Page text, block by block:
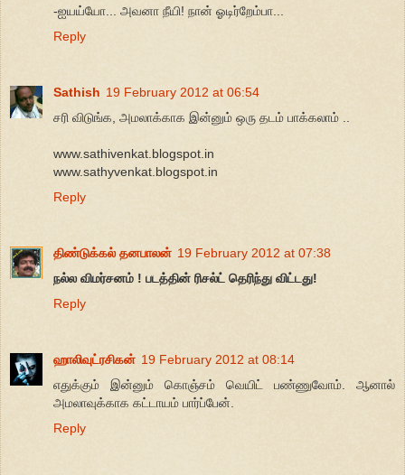
-ஐயய்யோ... அவனா நீயி! நான் ஓடிர்றேம்பா...
Reply
Sathish 19 February 2012 at 06:54
சரி விடுங்க, அமலாக்காக இன்னும் ஒரு தடம் பாக்கலாம் ..
www.sathivenkat.blogspot.in
www.sathyvenkat.blogspot.in
Reply
திண்டுக்கல் தனபாலன் 19 February 2012 at 07:38
நல்ல விமர்சனம் ! படத்தின் ரிசல்ட் தெரிந்து விட்டது!
Reply
ஹாலிவுட்ரசிகன் 19 February 2012 at 08:14
எதுக்கும் இன்னும் கொஞ்சம் வெயிட் பண்ணுவோம். ஆனால்
அமலாவுக்காக கட்டாயம் பார்ப்பேன்.
Reply